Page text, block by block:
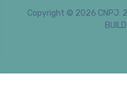
Copyright © 2026 CNPJ: